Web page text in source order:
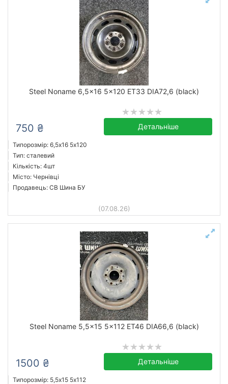
Steel Noname 6,5x16 5x120 ET33 DIA72,6 (black)
750 ₴ Детальніше
Типорозмір: 6,5x16 5х120
Тип: сталевий
Кількість: 4шт
Місто: Чернівці
Продавець: СВ Шина БУ
(07.08.26)
Steel Noname 5,5x15 5x112 ET46 DIA66,6 (black)
1500 ₴ Детальніше
Типорозмір: 5,5x15 5х112